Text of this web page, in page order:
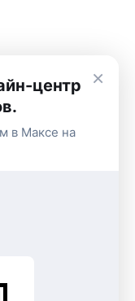
×
центр
в Максе на